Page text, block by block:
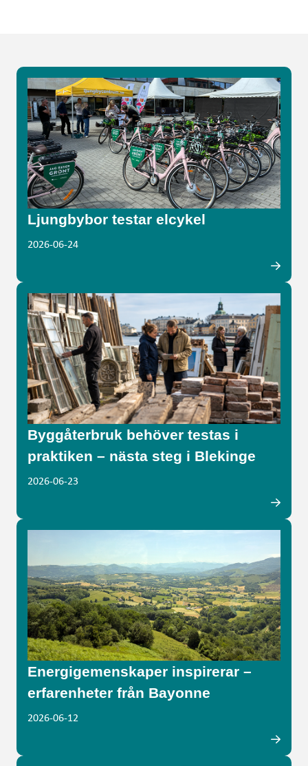
Ljungbybor testar elcykel
2026-06-24
Byggåterbruk behöver testas i
praktiken – nästa steg i Blekinge
2026-06-23
Energigemenskaper inspirerar –
erfarenheter från Bayonne
2026-06-12